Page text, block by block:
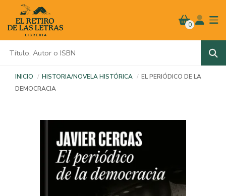
0
INICIO HISTORIA/NOVELA HISTÓRICA
EL PERIÓDICO DE LA
DEMOCRACIA